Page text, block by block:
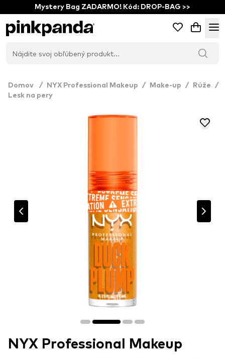
Mystery Bag ZADARMO! Kód: DROP-BAG >>
Domov / NYX Professional Makeup / Make-up / Rúže
/
Lesk na pery
NYX Professional Makeup